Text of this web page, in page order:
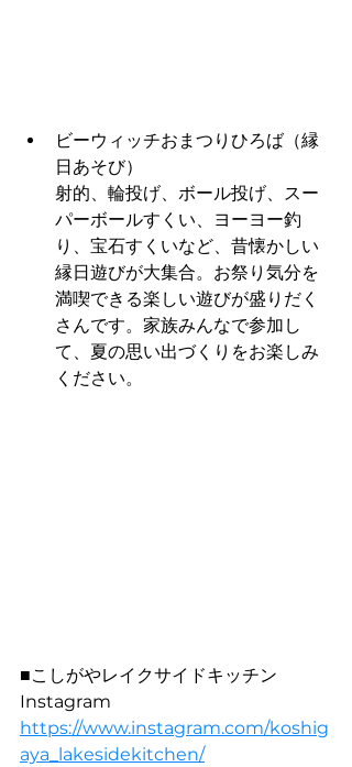
ビーウィッチおまつりひろば（縁
日あそび）
射的、輪投げ、ボール投げ、スー
パーボールすくい、ヨーヨー釣
り、宝石すくいなど、昔懐かしい
縁日遊びが大集合。お祭り気分を
満喫できる楽しい遊びが盛りだく
さんです。家族みんなで参加し
て、夏の思い出づくりをお楽しみ
ください。
■こしがやレイクサイドキッチン
Instagram
https://www.instagram.com/koshig
aya_lakesidekitchen/